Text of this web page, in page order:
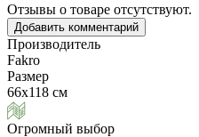
Отзывы о товаре отсутствуют.
Добавить комментарий
Производитель
Fakro
Размер
66х118 см
Огромный выбор